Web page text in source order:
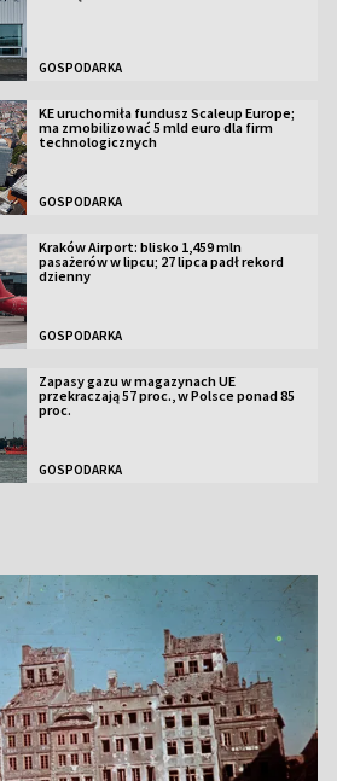
GOSPODARKA
KE uruchomiła fundusz Scaleup Europe;
ma zmobilizować 5 mld euro dla firm
technologicznych
GOSPODARKA
Kraków Airport: blisko 1,459 mln
pasażerów w lipcu; 27 lipca padł rekord
dzienny
GOSPODARKA
Zapasy gazu w magazynach UE
przekraczają 57 proc., w Polsce ponad 85
proc.
GOSPODARKA